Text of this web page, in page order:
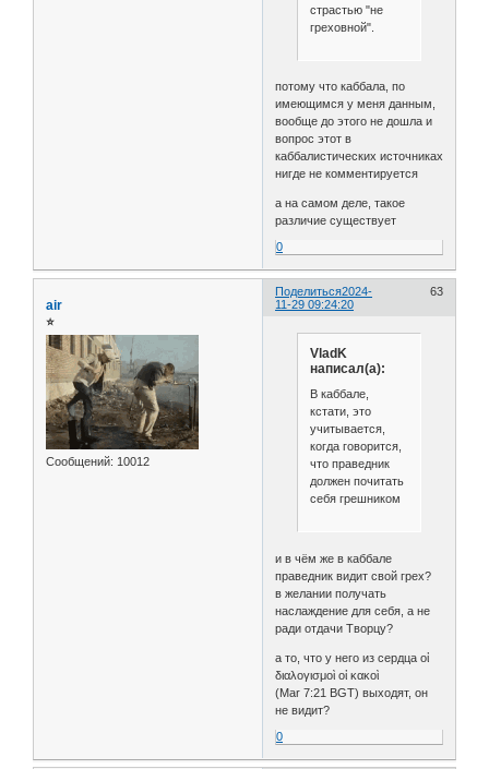
страстью "не
греховной".
потому что каббала, по
имеющимся у меня данным,
вообще до этого не дошла и
вопрос этот в
каббалистических источниках
нигде не комментируется
а на самом деле, такое
различие существует
0
Поделиться 63
2024-
11-29 09:24:20
air
⭐
Сообщений: 10012
VladK
написал(а):
В каббале,
кстати, это
учитывается,
когда говорится,
что праведник
должен почитать
себя грешником
и в чём же в каббале
праведник видит свой грех?
в желании получать
наслаждение для себя, а не
ради отдачи Творцу?
а то, что у него из сердца οἱ
διαλογισμοὶ οἱ κακοὶ
(Mar 7:21 BGT) выходят, он
не видит?
0